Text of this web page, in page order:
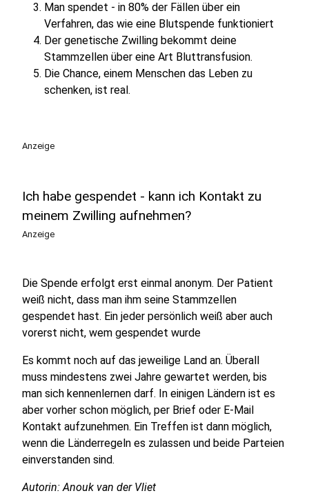
Man spendet - in 80% der Fällen über ein
Verfahren, das wie eine Blutspende funktioniert
Der genetische Zwilling bekommt deine
Stammzellen über eine Art Bluttransfusion.
Die Chance, einem Menschen das Leben zu
schenken, ist real.
Anzeige
Ich habe gespendet - kann ich Kontakt zu
meinem Zwilling aufnehmen?
Anzeige
Die Spende erfolgt erst einmal anonym. Der Patient
weiß nicht, dass man ihm seine Stammzellen
gespendet hast. Ein jeder persönlich weiß aber auch
vorerst nicht, wem gespendet wurde
Es kommt noch auf das jeweilige Land an. Überall
muss mindestens zwei Jahre gewartet werden, bis
man sich kennenlernen darf. In einigen Ländern ist es
aber vorher schon möglich, per Brief oder E-Mail
Kontakt aufzunehmen. Ein Treffen ist dann möglich,
wenn die Länderregeln es zulassen und beide Parteien
einverstanden sind.
Autorin: Anouk van der Vliet